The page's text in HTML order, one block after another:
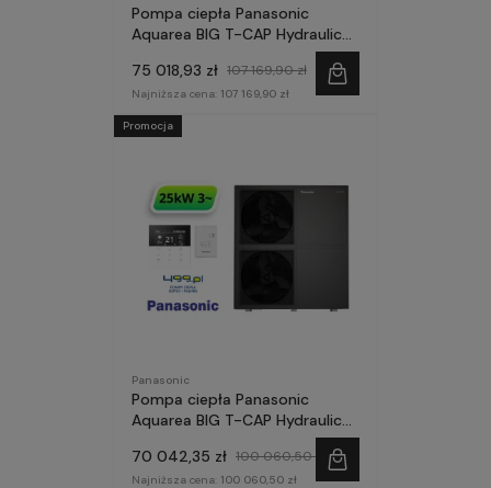
Pompa ciepła Panasonic
Aquarea BIG T-CAP Hydraulic
STEROWANIA
75 018,93 zł 107 169,90 zł
Najniższa cena: 107 169,90 zł
Panasonic
Pompa ciepła Panasonic
Aquarea BIG T-CAP Hydraulic
STEROWNIKIEM
70 042,35 zł 100 060,50 zł
Najniższa cena: 100 060,50 zł
Promocja